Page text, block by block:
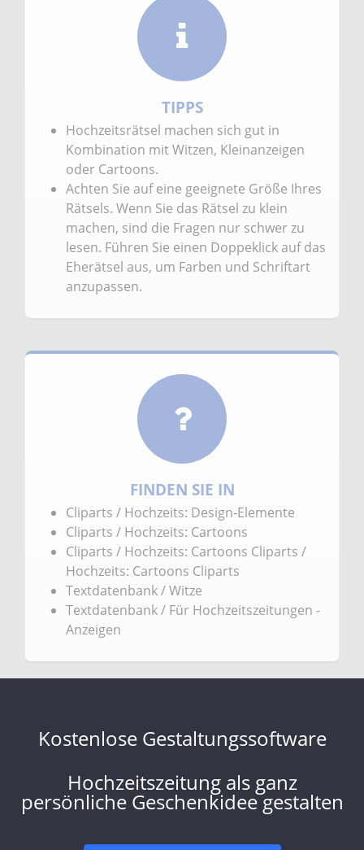
TIPPS
Hochzeitsrätsel machen sich gut in
Kombination mit Witzen, Kleinanzeigen
oder Cartoons.
Achten Sie auf eine geeignete Größe Ihres
Rätsels. Wenn Sie das Rätsel zu klein
machen, sind die Fragen nur schwer zu
lesen. Führen Sie einen Doppeklick auf das
Eherätsel aus, um Farben und Schriftart
anzupassen.
FINDEN SIE IN
Cliparts / Hochzeits: Design-Elemente
Cliparts / Hochzeits: Cartoons
Cliparts / Hochzeits: Cartoons Cliparts /
Hochzeits: Cartoons Cliparts
Textdatenbank / Witze
Textdatenbank / Für Hochzeitszeitungen -
Anzeigen
Kostenlose Gestaltungssoftware
Hochzeitszeitung als ganz
persönliche Geschenkidee gestalten